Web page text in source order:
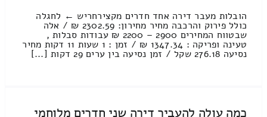
הובלות מעבר דירה אחד חדרים מקצירחריש ← לחגלה
כולל פירוק והרכבה מחיר מחירון: 2302.59 ₪ / אלה
שבטווח המחירים 2900 – 2200 ₪ עבודות סבלות ,
טעינה ופריקה : 1347.34 ₪ / זמן : 1 שעות 11 דקות מחיר
נסיעה 276.18 שקל / זמן נסיעה בין ערים 29 דקות [...]
כמה עולה להעביר דירה שני חדרים מלוחמי